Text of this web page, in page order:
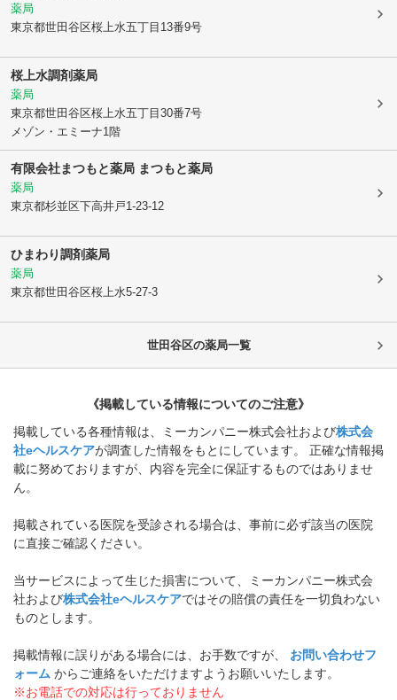
薬局
東京都世田谷区桜上水五丁目13番9号
桜上水調剤薬局
薬局
東京都世田谷区桜上水五丁目30番7号
メゾン・エミーナ1階
有限会社まつもと薬局 まつもと薬局
薬局
東京都杉並区下高井戸1-23-12
ひまわり調剤薬局
薬局
東京都世田谷区桜上水5-27-3
世田谷区の薬局一覧
《掲載している情報についてのご注意》
掲載している各種情報は、ミーカンパニー株式会社および株式会
社eヘルスケアが調査した情報をもとにしています。 正確な情報掲
載に努めておりますが、内容を完全に保証するものではありませ
ん。
掲載されている医院を受診される場合は、事前に必ず該当の医院
に直接ご確認ください。
当サービスによって生じた損害について、ミーカンパニー株式会
社および株式会社eヘルスケアではその賠償の責任を一切負わない
ものとします。
掲載情報に誤りがある場合には、お手数ですが、
お問い合わせフ
ォーム からご連絡をいただけますようお願いいたします。
※お電話での対応は行っておりません